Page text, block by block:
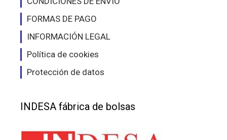
FORMAS DE PAGO
INFORMACIÓN LEGAL
Política de cookies
Protección de datos
INDESA fábrica de bolsas